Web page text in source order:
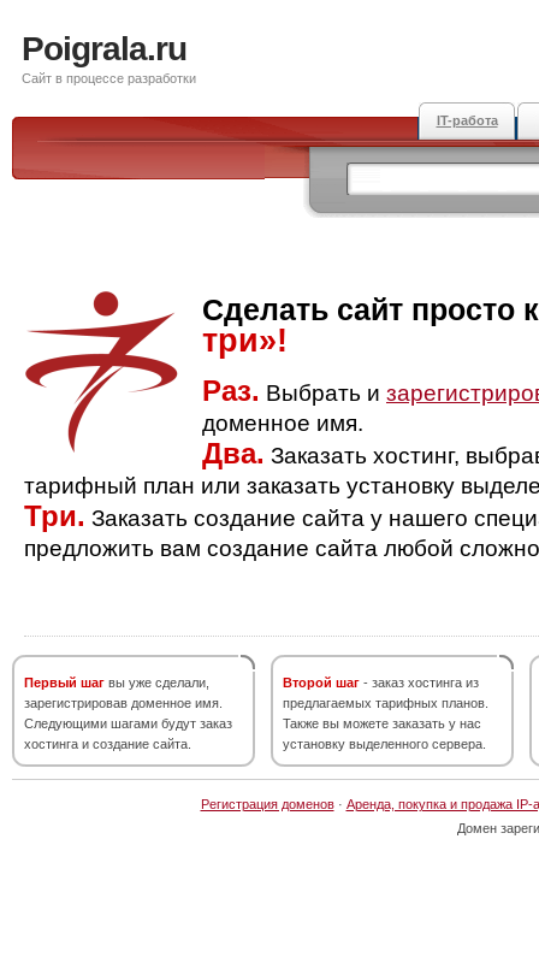
Poigrala.ru
Сайт в процессе разработки
IT-работа
Сделать сайт просто
три»!
Раз. Выбрать и
доменное имя.
Два. Заказать хостинг,
тарифный план или заказать установку
Три. Заказать создание сайта у нашего
предложить вам создание сайта любой
Первый шаг вы уже сделали,
зарегистрировав доменное имя.
Следующими шагами будут заказ
хостинга и создание сайта.
Второй шаг - заказ хостинга из
предлагаемых тарифных планов.
Также вы можете заказать у нас
установку выделенного сервера.
Регистрация доменов· Аренда, покупка и продажа IP-
Домен